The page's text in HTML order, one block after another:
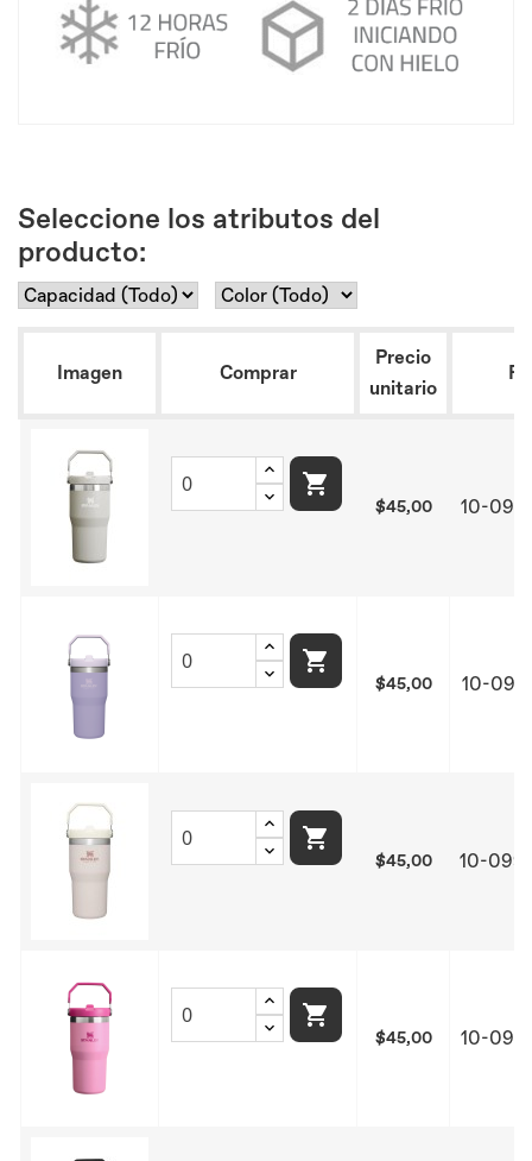
Seleccione los atributos del
producto:
Imagen Comprar
Precio
unitario

$45,00 10-

$45,00 10-

$45,00 10-

$45,00 10-